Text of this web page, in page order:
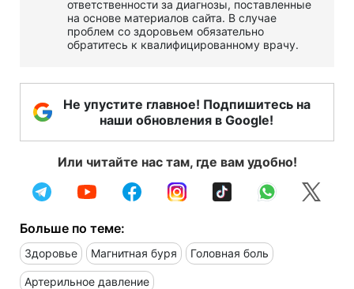
ответственности за диагнозы, поставленные
на основе материалов сайта. В случае
проблем со здоровьем обязательно
обратитесь к квалифицированному врачу.
Не упустите главное! Подпишитесь на
наши обновления в Google!
Или читайте нас там, где вам удобно!
Больше по теме:
Здоровье Магнитная буря Головная боль
Артерильное давление